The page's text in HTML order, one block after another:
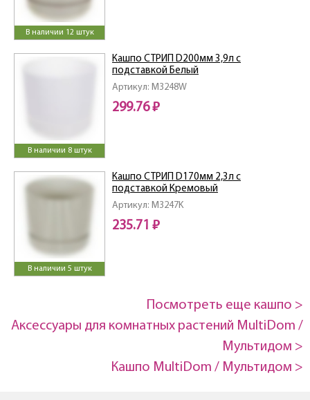
В наличии 12 штук
В наличии 8 штук
Артикул: M3248W
Кашпо СТРИП D200мм 3,9л с
подставкой Белый
299.76 ₽
В наличии 5 штук
Артикул: M3247K
Кашпо СТРИП D170мм 2,3л с
подставкой Кремовый
235.71 ₽
Посмотреть еще кашпо >
Аксессуары для комнатных растений MultiDom /
Мультидом >
Кашпо MultiDom / Мультидом >